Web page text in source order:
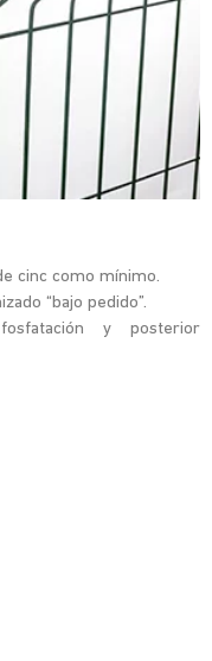
cinc como mínimo.
“bajo pedido”.
y posterior